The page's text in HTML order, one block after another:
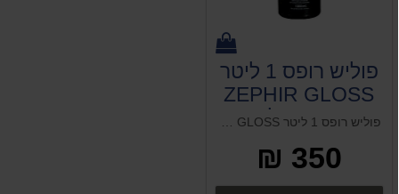
פוליש רופס 1 ליטר
ZEPHIR GLOSS
חסר במלאי
350 ₪